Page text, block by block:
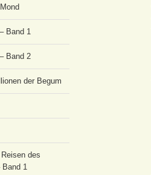
Band 1
Band 2
der Begum
des
Band 1